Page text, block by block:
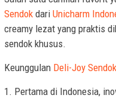
Sendok dari Unicharm
creamy lezat yang praktis
sendok khusus.
Keunggulan Deli-Joy
1. Pertama di Indonesia,